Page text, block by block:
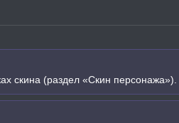
скина (раздел «Скин персонажа»).